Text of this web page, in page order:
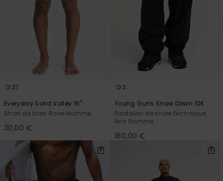
27
Everyday Solid Volley 15"
Short de bain Rose Homme
30,00 €
2
Young Guns Snow Down 10K
Pantalon de snow technique
Noir Homme
180,00 €